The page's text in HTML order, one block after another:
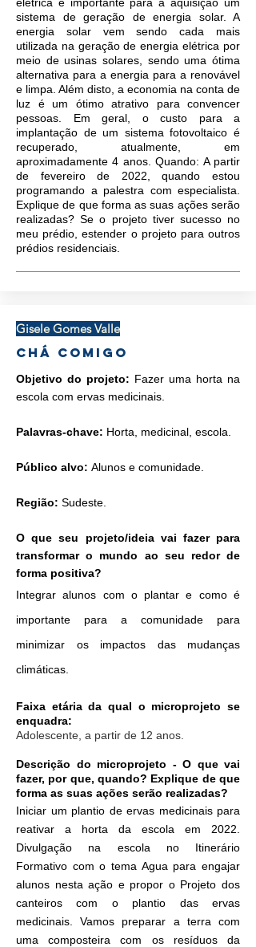
sistema de geração de energia solar. A
energia solar vem sendo cada mais
utilizada na geração de energia elétrica por
meio de usinas solares, sendo uma ótima
alternativa para a energia para a renovável
e limpa. Além disto, a economia na conta de
luz é um ótimo atrativo para convencer
pessoas. Em geral, o custo para a
implantação de um sistema fotovoltaico é
recuperado, atualmente, em
aproximadamente 4 anos. Quando: A partir
de fevereiro de 2022, quando estou
programando a palestra com especialista.
Explique de que forma as suas ações serão
realizadas? Se o projeto tiver sucesso no
meu prédio, estender o projeto para outros
prédios residenciais.
Gisele Gomes Valle
Chá Comigo
Objetivo do projeto: Fazer uma horta na
escola com ervas medicinais.
Palavras-chave: Horta, medicinal, escola.
Público alvo: Alunos e comunidade.
Região: Sudeste.
O que seu projeto/ideia vai fazer para
transformar o mundo ao seu redor de
forma positiva?
Integrar alunos com o plantar e como é
importante para a comunidade para
minimizar os impactos das mudanças
climáticas.
Faixa etária da qual o microprojeto se
enquadra:
Adolescente, a partir de 12 anos.
Descrição do microprojeto - O que vai
fazer, por que, quando? Explique de que
forma as suas ações serão realizadas?
Iniciar um plantio de ervas medicinais para
reativar a horta da escola em 2022.
Divulgação na escola no Itinerário
Formativo com o tema Agua para engajar
alunos nesta ação e propor o Projeto dos
canteiros com o plantio das ervas
medicinais. Vamos preparar a terra com
uma composteira com os resíduos da